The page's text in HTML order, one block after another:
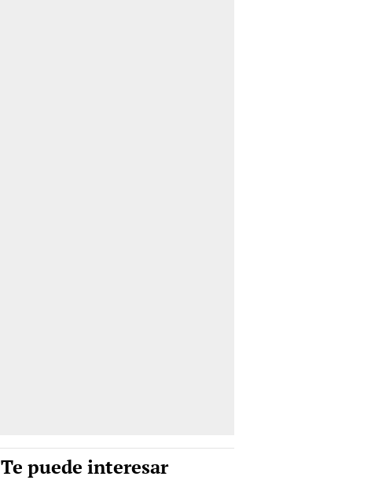
Te puede interesar